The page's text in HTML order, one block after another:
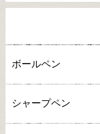
ボールペン
シャープペン